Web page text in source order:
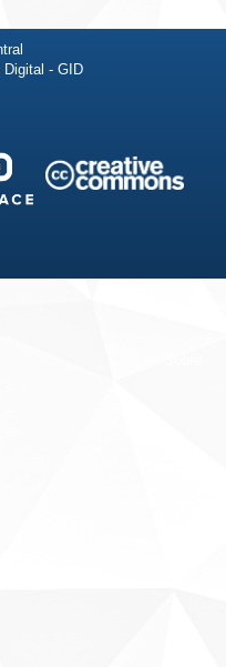
Digital - GID